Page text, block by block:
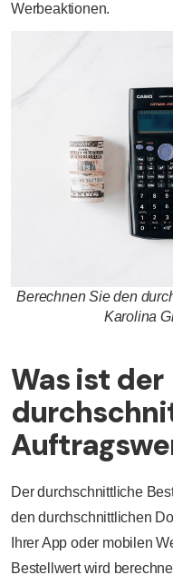
Werbeaktionen.
Berechnen Sie den
Karolina
Was ist der
Der durchschnittliche
den durchschnittlichen
Ihrer App oder mobilen
Bestellwert wird